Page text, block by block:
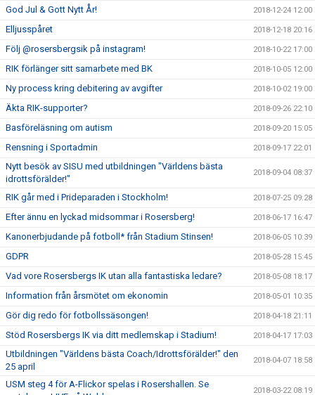
God Jul & Gott Nytt År! 2018-12-24 12:00
Elljusspåret 2018-12-18 20:16
Följ @rosersbergsik på instagram! 2018-10-22 17:00
RIK förlänger sitt samarbete med BK 2018-10-05 12:00
Ny process kring debitering av avgifter 2018-10-02 19:00
Äkta RIK-supporter? 2018-09-26 22:10
Basföreläsning om autism 2018-09-20 15:05
Rensning i Sportadmin 2018-09-17 22:01
Nytt besök av SISU med utbildningen "Världens bästa
idrottsförälder!"
2018-09-04 08:37
RIK går med i Prideparaden i Stockholm! 2018-07-25 09:28
Efter ännu en lyckad midsommar i Rosersberg! 2018-06-17 16:47
Kanonerbjudande på fotboll* från Stadium Stinsen! 2018-06-05 10:39
GDPR 2018-05-28 15:45
Vad vore Rosersbergs IK utan alla fantastiska ledare? 2018-05-08 18:17
Information från årsmötet om ekonomin 2018-05-01 10:35
Gör dig redo för fotbollssäsongen! 2018-04-18 21:11
Stöd Rosersbergs IK via ditt medlemskap i Stadium! 2018-04-17 17:03
Utbildningen "Världens bästa Coach/Idrottsförälder!" den
25 april
2018-04-07 18:58
USM steg 4 för A-Flickor spelas i Rosershallen. Se
2018-03-22 08:19